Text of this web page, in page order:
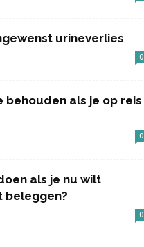
urineverlies
0
behouden als je op reis
0
als je nu wilt
beleggen?
0